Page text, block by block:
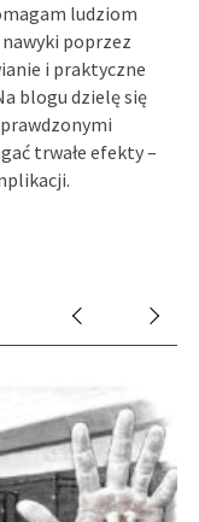
ludziom
nawyki poprzez
i praktyczne
blogu dzielę się
trwałe efekty –